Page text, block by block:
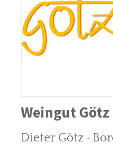
Weingut Götz
Dieter Götz ·